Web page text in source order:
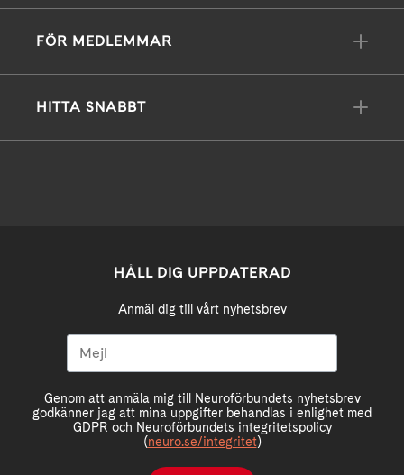
FÖR MEDLEMMAR
HITTA SNABBT
HÅLL DIG UPPDATERAD
Anmäl dig till vårt nyhetsbrev
Genom att anmäla mig till Neuroförbundets nyhetsbrev
godkänner jag att mina uppgifter behandlas i enlighet med
GDPR och Neuroförbundets integritetspolicy
(neuro.se/integritet)